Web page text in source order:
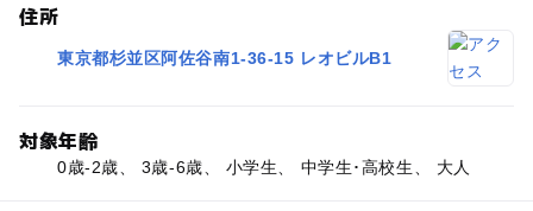
住所
東京都杉並区阿佐谷南1-36-15 レオビルB1
対象年齢
0歳-2歳、 3歳-6歳、 小学生、 中学生･高校生、 大人